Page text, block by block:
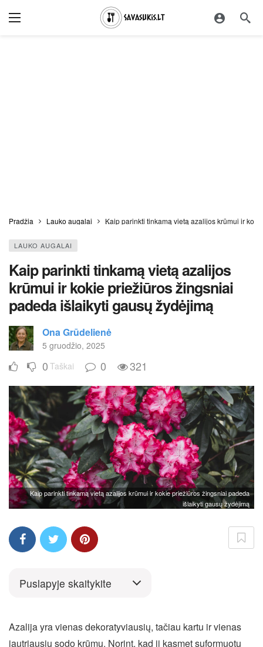
Pradžia Lauko augalai Kaip parinkti tinkamą vietą azalijos krūmui ir
LAUKO AUGALAI
Kaip parinkti tinkamą vietą azalijos
krūmui ir kokie priežiūros žingsniai
padeda išlaikyti gausų žydėjimą
Ona Grūdelienė
5 gruodžio, 2025
0 Taškai 0 321
Kaip parinkti tinkamą vietą azalijos krūmui ir kokie priežiūros žingsniai padeda
išlaikyti gausų žydėjimą
Puslapyje skaitykite
Azalija yra vienas dekoratyviausių, tačiau kartu ir vienas
jautriausių sodo krūmų. Norint, kad ji kasmet suformuotų